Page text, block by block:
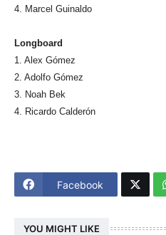
4. Marcel Guinaldo
Longboard
1. Alex Gómez
2. Adolfo Gómez
3. Noah Bek
4. Ricardo Calderón
Facebook
YOU MIGHT LIKE